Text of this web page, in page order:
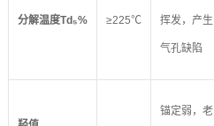
分解温度Td₅% ≥225℃ 挥发，产生
气孔缺陷
锚定弱，老